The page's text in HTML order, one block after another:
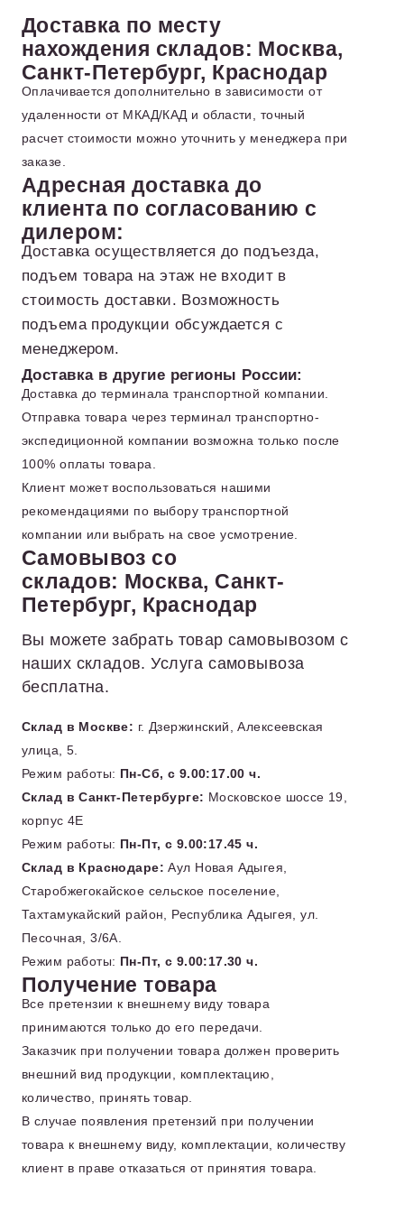
Доставка по месту
нахождения складов: Москва,
Санкт-Петербург, Краснодар
Оплачивается дополнительно в зависимости от
удаленности от МКАД/КАД и области, точный
расчет стоимости можно уточнить у менеджера при
заказе.
Адресная доставка до
клиента по согласованию с
дилером:
Доставка осуществляется до подъезда,
подъем товара на этаж не входит в
стоимость доставки. Возможность
подъема продукции обсуждается с
менеджером.
Доставка в другие регионы России:
Доставка до терминала транспортной компании.
Отправка товара через терминал транспортно-
экспедиционной компании возможна только после
100% оплаты товара.
Клиент может воспользоваться нашими
рекомендациями по выбору транспортной
компании или выбрать на свое усмотрение.
Самовывоз со
складов: Москва, Санкт-
Петербург, Краснодар
Вы можете забрать товар самовывозом с
наших складов. Услуга самовывоза
бесплатна.
Склад в Москве: г. Дзержинский, Алексеевская
улица, 5.
Режим работы: Пн-Сб, с 9.00:17.00 ч.
Склад в Санкт-Петербурге: Московское шоссе 19,
корпус 4Е
Режим работы: Пн-Пт, с 9.00:17.45 ч.
Склад в Краснодаре: Аул Новая Адыгея,
Старобжегокайское сельское поселение,
Тахтамукайский район, Республика Адыгея, ул.
Песочная, 3/6А.
Режим работы: Пн-Пт, с 9.00:17.30 ч.
Получение товара
Все претензии к внешнему виду товара
принимаются только до его передачи.
Заказчик при получении товара должен проверить
внешний вид продукции, комплектацию,
количество, принять товар.
В случае появления претензий при получении
товара к внешнему виду, комплектации, количеству
клиент в праве отказаться от принятия товара.